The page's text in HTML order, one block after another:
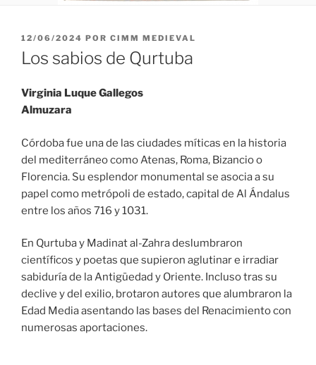
PUBLICADO
EL
12/06/2024 POR CIMM MEDIEVAL
Los sabios de Qurtuba
Virginia Luque Gallegos
Almuzara
Córdoba fue una de las ciudades míticas en la historia
del mediterráneo como Atenas, Roma, Bizancio o
Florencia. Su esplendor monumental se asocia a su
papel como metrópoli de estado, capital de Al Ándalus
entre los años 716 y 1031.
En Qurtuba y Madinat al-Zahra deslumbraron
científicos y poetas que supieron aglutinar e irradiar
sabiduría de la Antigüedad y Oriente. Incluso tras su
declive y del exilio, brotaron autores que alumbraron la
Edad Media asentando las bases del Renacimiento con
numerosas aportaciones.